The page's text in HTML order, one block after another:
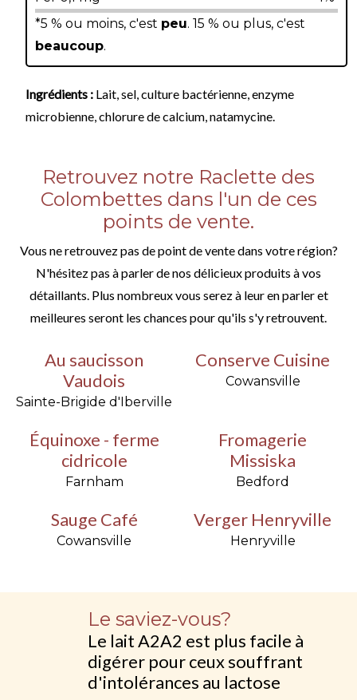
*5 % ou moins, c'est peu. 15 % ou plus, c'est
beaucoup.
Ingrédients : Lait, sel, culture bactérienne, enzyme
microbienne, chlorure de calcium, natamycine.
Retrouvez notre Raclette des
Colombettes dans l'un de ces
points de vente.
Vous ne retrouvez pas de point de vente dans votre région?
N'hésitez pas à parler de nos délicieux produits à vos
détaillants. Plus nombreux vous serez à leur en parler et
meilleures seront les chances pour qu'ils s'y retrouvent.
Au saucisson
Vaudois
Sainte-Brigide d'Iberville
Conserve Cuisine
Cowansville
Équinoxe - ferme
cidricole
Farnham
Fromagerie
Missiska
Bedford
Sauge Café
Cowansville
Verger Henryville
Henryville
Le saviez-vous?
Le lait A2A2 est plus facile à
digérer pour ceux souffrant
d'intolérances au lactose